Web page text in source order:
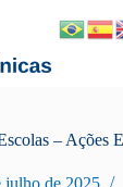
– Ações